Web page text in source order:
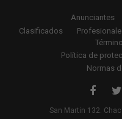
Anunciantes
Clasificados
Política de
Normas
San Martin 132.